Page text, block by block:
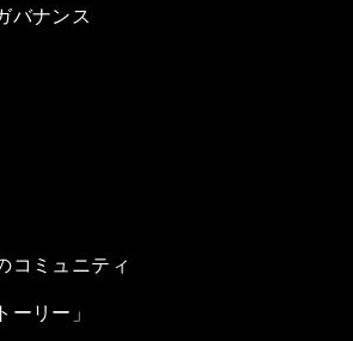
バナンス
コミュニティ
ーリー」